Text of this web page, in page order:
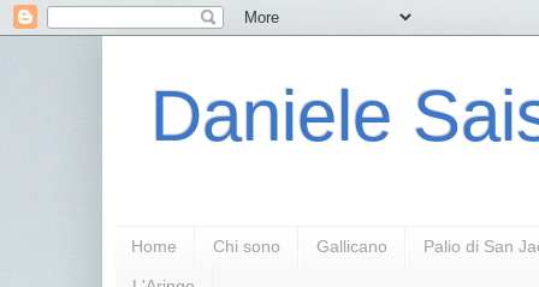
Daniele
Home Chi sono Gallicano Palio di San